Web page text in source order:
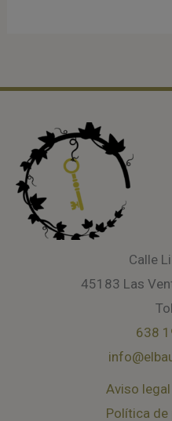
Calle
45183 Las
638
Aviso legal
Política de